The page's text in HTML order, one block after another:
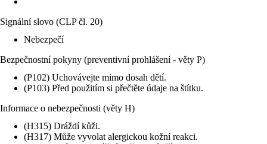
Signální slovo (CLP čl. 20)
Nebezpečí
Bezpečnostní pokyny (preventivní prohlášení - věty P)
(P102) Uchovávejte mimo dosah dětí.
(P103) Před použitím si přečtěte údaje na štítku.
Informace o nebezpečnosti (věty H)
(H315) Dráždí kůži.
(H317) Může vyvolat alergickou kožní reakci.